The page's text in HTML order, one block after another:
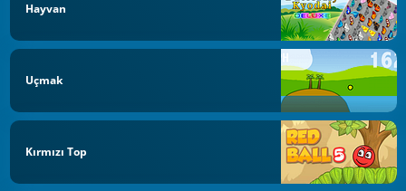
Hayvan
Uçmak
Kırmızı Top